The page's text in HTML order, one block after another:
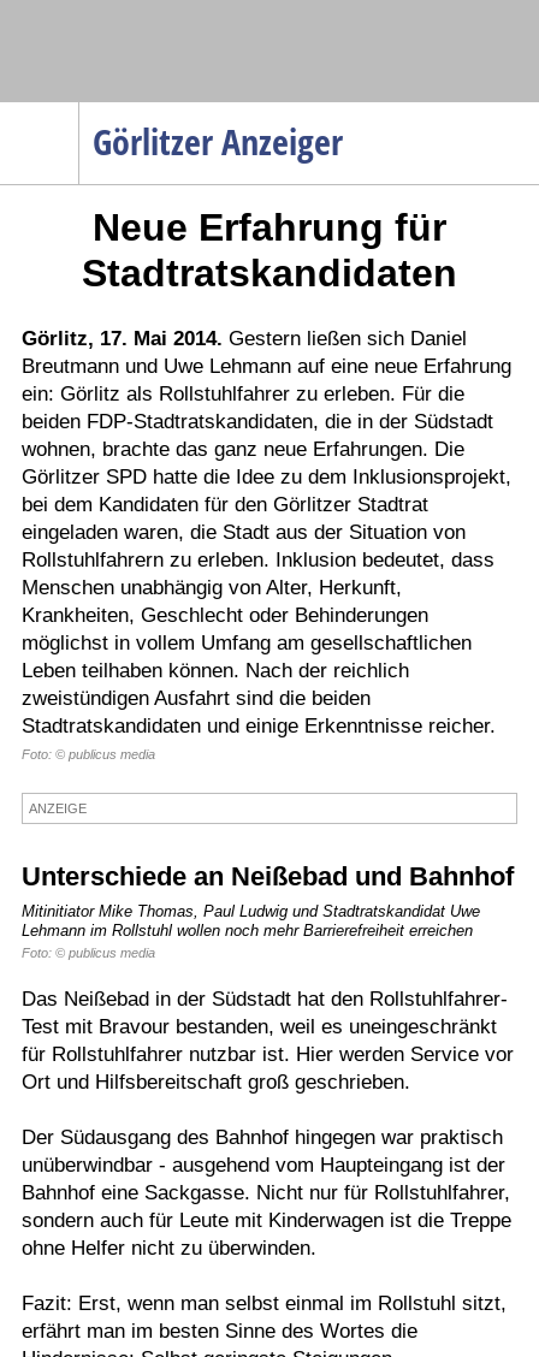
Görlitzer Anzeiger
Menüpunkte
Gesellschaft
Wirtschaft
Service
Verkehr
Gesundheit
Kultur
Sport
Kostenlos
Neue Erfahrung für
Stadtratskandidaten
Görlitz, 17. Mai 2014. Gestern ließen sich Daniel
Breutmann und Uwe Lehmann auf eine neue Erfahrung
ein: Görlitz als Rollstuhlfahrer zu erleben. Für die
beiden FDP-Stadtratskandidaten, die in der Südstadt
wohnen, brachte das ganz neue Erfahrungen. Die
Görlitzer SPD hatte die Idee zu dem Inklusionsprojekt,
bei dem Kandidaten für den Görlitzer Stadtrat
eingeladen waren, die Stadt aus der Situation von
Rollstuhlfahrern zu erleben. Inklusion bedeutet, dass
Menschen unabhängig von Alter, Herkunft,
Krankheiten, Geschlecht oder Behinderungen
möglichst in vollem Umfang am gesellschaftlichen
Leben teilhaben können. Nach der reichlich
zweistündigen Ausfahrt sind die beiden
Stadtratskandidaten und einige Erkenntnisse reicher.
Foto: © publicus media
ANZEIGE
Unterschiede an Neißebad und Bahnhof
Mitinitiator Mike Thomas, Paul Ludwig und Stadtratskandidat Uwe
Lehmann im Rollstuhl wollen noch mehr Barrierefreiheit erreichen
Foto: © publicus media
Das Neißebad in der Südstadt hat den Rollstuhlfahrer-
Test mit Bravour bestanden, weil es uneingeschränkt
für Rollstuhlfahrer nutzbar ist. Hier werden Service vor
Ort und Hilfsbereitschaft groß geschrieben.
Der Südausgang des Bahnhof hingegen war praktisch
unüberwindbar - ausgehend vom Haupteingang ist der
Bahnhof eine Sackgasse. Nicht nur für Rollstuhlfahrer,
sondern auch für Leute mit Kinderwagen ist die Treppe
ohne Helfer nicht zu überwinden.
Fazit: Erst, wenn man selbst einmal im Rollstuhl sitzt,
erfährt man im besten Sinne des Wortes die